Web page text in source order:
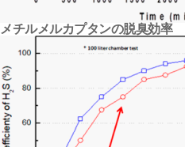
メチルメルカプタンの脱臭効率